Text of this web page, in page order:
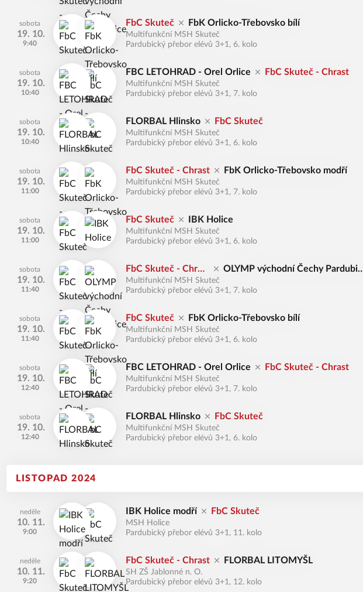
sobota
19. 10.
9:40
FbC Skuteč FbK Orlicko-Třebovsko bílí
Multifunkční MSH Skuteč
Pardubický přebor elévů 3+1, 6. kolo
sobota
19. 10.
10:40
FBC LETOHRAD - Orel Orlice FbC Skuteč - Chrast
Multifunkční MSH Skuteč
Pardubický přebor elévů 3+1, 7. kolo
sobota
19. 10.
10:40
FLORBAL Hlinsko FbC Skuteč
Multifunkční MSH Skuteč
Pardubický přebor elévů 3+1, 6. kolo
sobota
19. 10.
11:00
FbC Skuteč - Chrast FbK Orlicko-Třebovsko modří
Multifunkční MSH Skuteč
Pardubický přebor elévů 3+1, 7. kolo
sobota
19. 10.
11:00
FbC Skuteč IBK Holice
Multifunkční MSH Skuteč
Pardubický přebor elévů 3+1, 6. kolo
sobota
19. 10.
11:40
FbC Skuteč - Chras
t
OLYMP východní Čechy Pardubic
Multifunkční MSH Skuteč
Pardubický přebor elévů 3+1, 7. kolo
sobota
19. 10.
11:40
FbC Skuteč FbK Orlicko-Třebovsko bílí
Multifunkční MSH Skuteč
Pardubický přebor elévů 3+1, 6. kolo
sobota
19. 10.
12:40
FBC LETOHRAD - Orel Orlice FbC Skuteč - Chrast
Multifunkční MSH Skuteč
Pardubický přebor elévů 3+1, 7. kolo
sobota
19. 10.
12:40
FLORBAL Hlinsko FbC Skuteč
Multifunkční MSH Skuteč
Pardubický přebor elévů 3+1, 6. kolo
LISTOPAD 2024
neděle
10. 11.
9:00
IBK Holice modří FbC Skuteč
MSH Holice
Pardubický přebor elévů 3+1, 11. kolo
neděle
10. 11.
9:20
FbC Skuteč - Chrast FLORBAL LITOMYŠL
SH ZŠ Jablonné n. O.
Pardubický přebor elévů 3+1, 12. kolo